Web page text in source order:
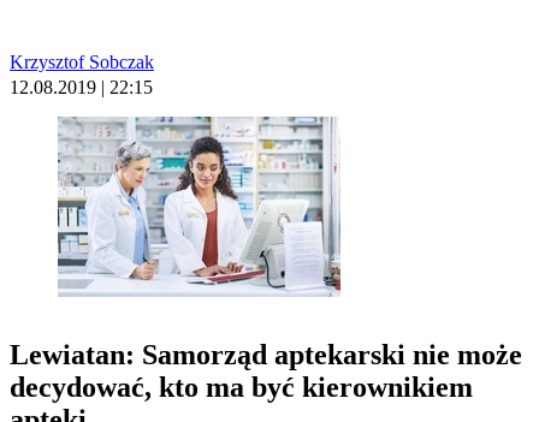
Krzysztof Sobczak
12.08.2019 | 22:15
Lewiatan: Samorząd aptekarski nie może
decydować, kto ma być kierownikiem